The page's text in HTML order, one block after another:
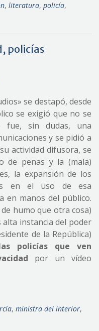
, literatura, policía,
policías
se destapó, desde
se exigió que no se
fue, sin dudas, una
y se pidió a
actividad difusora, se
de penas y la (mala)
la expansión de los
en el uso de esa
en manos del público.
humo que otra cosa)
alta instancia del poder
de la República)
policías que ven
por un vídeo
, ministra del interior,